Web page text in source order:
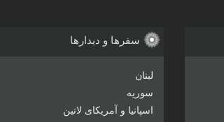
سفرها و دیدارها
لبنان
سوریه
اسپانیا و آمریکای لاتین